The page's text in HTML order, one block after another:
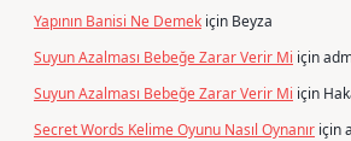
Yapının Banisi Ne Demek için Beyza
Suyun Azalması Bebeğe Zarar Verir Mi için
Suyun Azalması Bebeğe Zarar Verir Mi için
Secret Words Kelime Oyunu Nasıl Oynanır için